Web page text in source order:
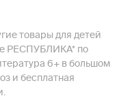
товары для детей
РЕСПУБЛИКА* по
6+ в большом
и бесплатная